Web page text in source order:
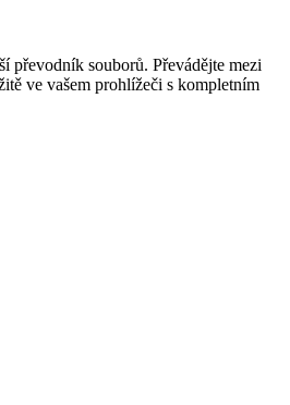
převodník souborů. Převádějte mezi
ve vašem prohlížeči s kompletním